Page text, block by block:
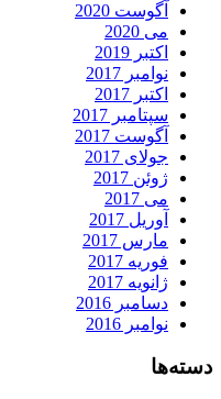
آگوست 2020
می 2020
اکتبر 2019
نوامبر 2017
اکتبر 2017
سپتامبر 2017
آگوست 2017
جولای 2017
ژوئن 2017
می 2017
آوریل 2017
مارس 2017
فوریه 2017
ژانویه 2017
دسامبر 2016
نوامبر 2016
دسته‌ها